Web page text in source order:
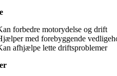
forbedre motorydelse og drift
med forebyggende
afhjælpe lette driftsproblemer